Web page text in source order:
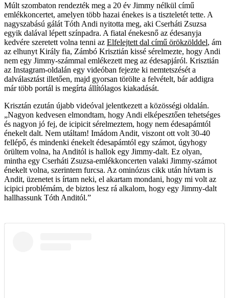
Múlt szombaton rendezték meg a 20 év Jimmy nélkül című
emlékkoncertet, amelyen több hazai énekes is a tiszteletét tette. A
nagyszabású gálát Tóth Andi nyitotta meg, aki Cserháti Zsuzsa
egyik dalával lépett színpadra. A fiatal énekesnő az édesanyja
kedvére szeretett volna tenni az Elfelejtett dal című örökzölddel, ám
az elhunyt Király fia, Zámbó Krisztián kissé sérelmezte, hogy Andi
nem egy Jimmy-számmal emlékezett meg az édesapjáról. Krisztián
az Instagram-oldalán egy videóban fejezte ki nemtetszését a
dalválasztást illetően, majd gyorsan törölte a felvételt, bár addigra
már több portál is megírta állítólagos kiakadását.
Krisztán ezután újabb videóval jelentkezett a közösségi oldalán.
„Nagyon kedvesen elmondtam, hogy Andi elképesztően tehetséges
és nagyon jó fej, de icipicit sérelmeztem, hogy nem édesapámtól
énekelt dalt. Nem utáltam! Imádom Andit, viszont ott volt 30-40
fellépő, és mindenki énekelt édesapámtól egy számot, úgyhogy
örültem volna, ha Anditól is hallok egy Jimmy-dalt. Ez olyan,
mintha egy Cserháti Zsuzsa-emlékkoncerten valaki Jimmy-számot
énekelt volna, szerintem furcsa. Az ominózus cikk után hívtam is
Andit, üzenetet is írtam neki, el akartam mondani, hogy mi volt az
icipici problémám, de biztos lesz rá alkalom, hogy egy Jimmy-dalt
hallhassunk Tóth Anditól.”